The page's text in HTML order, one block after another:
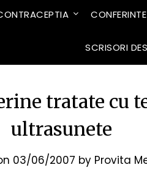
CONFERINTE
SCRISORI
tratate cu
ultrasunete
03/06/2007 by Provita